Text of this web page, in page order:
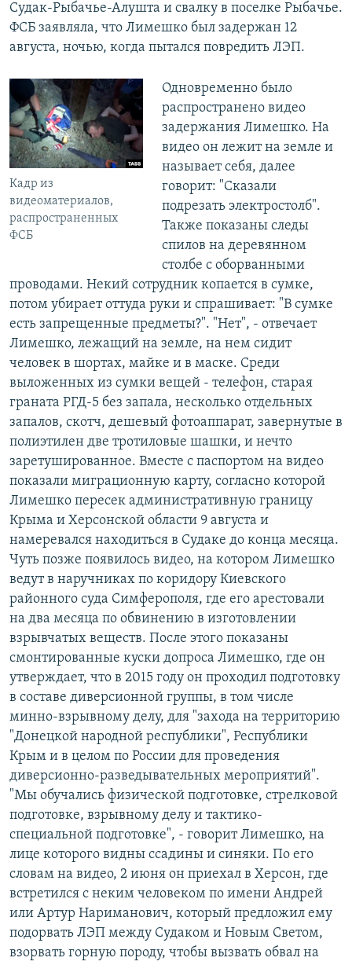
Судак-Рыбачье-Алушта и свалку в поселке Рыбачье.
ФСБ заявляла, что Лимешко был задержан 12
августа, ночью, когда пытался повредить ЛЭП.
Кадр из
видеоматериалов,
распространенных
ФСБ
Одновременно было
распространено видео
задержания Лимешко. На
видео он лежит на земле и
называет себя, далее
говорит: "Сказали
подрезать электростолб".
Также показаны следы
спилов на деревянном
столбе с оборванными
проводами. Некий сотрудник копается в сумке,
потом убирает оттуда руки и спрашивает: "В сумке
есть запрещенные предметы?". "Нет", - отвечает
Лимешко, лежащий на земле, на нем сидит
человек в шортах, майке и в маске. Среди
выложенных из сумки вещей - телефон, старая
граната РГД-5 без запала, несколько отдельных
запалов, скотч, дешевый фотоаппарат, завернутые в
полиэтилен две тротиловые шашки, и нечто
заретушированное. Вместе с паспортом на видео
показали миграционную карту, согласно которой
Лимешко пересек административную границу
Крыма и Херсонской области 9 августа и
намеревался находиться в Судаке до конца месяца.
Чуть позже появилось видео, на котором Лимешко
ведут в наручниках по коридору Киевского
районного суда Симферополя, где его арестовали
на два месяца по обвинению в изготовлении
взрывчатых веществ. После этого показаны
смонтированные куски допроса Лимешко, где он
утверждает, что в 2015 году он проходил подготовку
в составе диверсионной группы, в том числе
минно-взрывному делу, для "захода на территорию
"Донецкой народной республики", Республики
Крым и в целом по России для проведения
диверсионно-разведывательных мероприятий".
"Мы обучались физической подготовке, стрелковой
подготовке, взрывному делу и тактико-
специальной подготовке", - говорит Лимешко, на
лице которого видны ссадины и синяки. По его
словам на видео, 2 июня он приехал в Херсон, где
встретился с неким человеком по имени Андрей
или Артур Нариманович, который предложил ему
подорвать ЛЭП между Судаком и Новым Светом,
взорвать горную породу, чтобы вызвать обвал на